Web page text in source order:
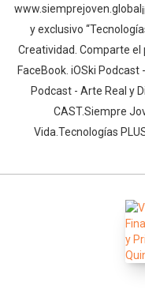
y exclusivo
Creatividad. Comparte
FaceBook. iOSki
Podcast - Arte Real y
CAST.Siempre
Vida.Tecnologías